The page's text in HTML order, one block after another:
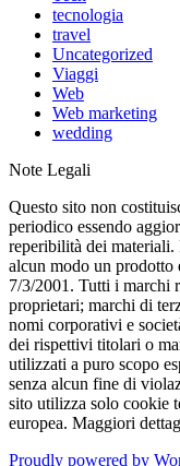
tecnologia
travel
Uncategorized
Viaggi
Web
Web marketing
wedding
Note Legali
Questo sito non
periodico essendo
reperibilità dei materiali.
alcun modo un prodotto
7/3/2001. Tutti i marchi
proprietari; marchi di
nomi corporativi e
dei rispettivi titolari o
utilizzati a puro scopo
senza alcun fine di
sito utilizza solo cookie
europea. Maggiori
Proudly powered by